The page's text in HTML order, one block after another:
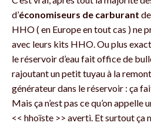
d’économiseurs de carburant
HHO ( en Europe en tout cas ) ne
avec leurs kits HHO. Ou plus
le réservoir d’eau fait office de
rajoutant un petit tuyau à la
générateur dans le réservoir : ça
Mais ça n’est pas ce qu’on appelle
<< hhoïste >> averti. Et surtout ça